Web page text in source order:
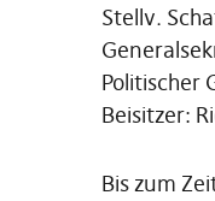
Stellv.
Politischer
Beisitzer:
Bis zum